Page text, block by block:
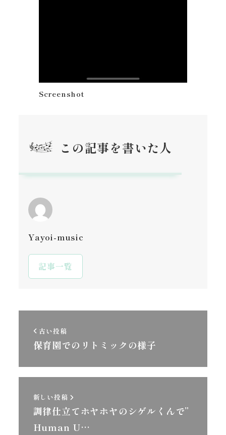
Screenshot
この記事を書いた人
Yayoi-music
記事一覧
古い投稿
保育園でのリトミックの様子
新しい投稿
調律仕立てホヤホヤのシゲルくんで”
Human U…